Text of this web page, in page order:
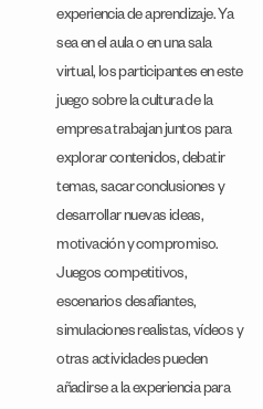
experiencia de aprendizaje. Ya
sea en el aula o en una sala
virtual, los participantes en este
juego sobre la cultura de la
empresa trabajan juntos para
explorar contenidos, debatir
temas, sacar conclusiones y
desarrollar nuevas ideas,
motivación y compromiso.
Juegos competitivos,
escenarios desafiantes,
simulaciones realistas, vídeos y
otras actividades pueden
añadirse a la experiencia para